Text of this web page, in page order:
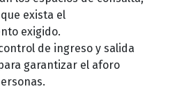
exista el
exigido.
de ingreso y salida
garantizar el aforo